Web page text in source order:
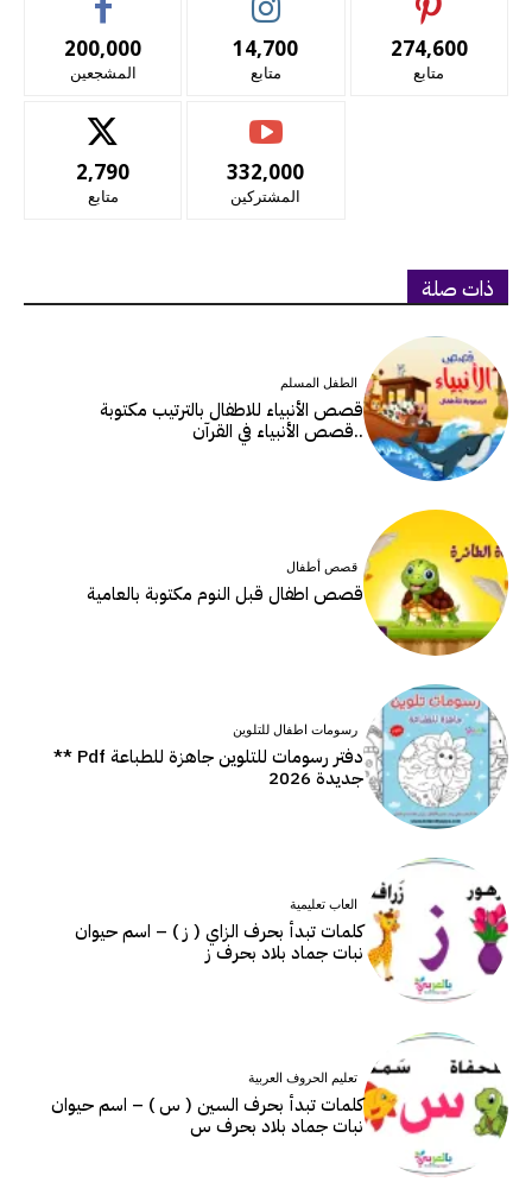
200,000
المشجعين
14,700
متابع
274,600
متابع
2,790
متابع
332,000
المشتركين
ذات صلة
الطفل المسلم
قصص الأنبياء للاطفال بالترتيب مكتوبة
..قصص الأنبياء في القرآن
قصص أطفال
قصص اطفال قبل النوم مكتوبة بالعامية
رسومات اطفال للتلوين
دفتر رسومات للتلوين جاهزة للطباعة Pdf **
جديدة 2026
العاب تعليمية
كلمات تبدأ بحرف الزاي ( ز ) – اسم حيوان
نبات جماد بلاد بحرف ز
تعليم الحروف العربية
كلمات تبدأ بحرف السين ( س ) – اسم حيوان
نبات جماد بلاد بحرف س